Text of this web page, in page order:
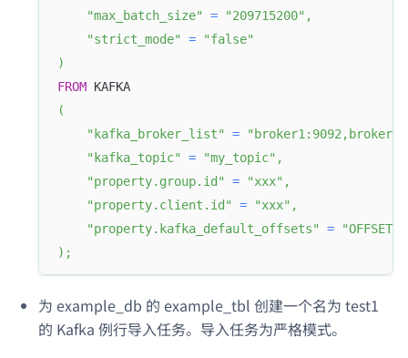
"max_batch_size"
= "209715200" ,
"strict_mode"
=
"false"
)
FROM KAFKA
(
"kafka_broker_list"
=
"kafka_topic"
= "my_topic" ,
"property.group.id"
= "xxx" ,
"property.client.id"
= "xxx" ,
"property.kafka_default_offsets"
=
) ;
为 example_db 的 example_tbl 创建一个名为 test1
的 Kafka 例行导入任务。导入任务为严格模式。